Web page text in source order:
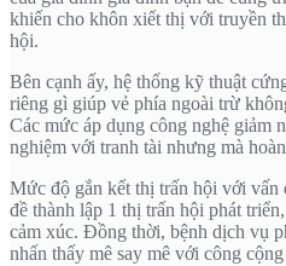
khiến cho khôn xiết thị với truyền
hội.
Bên cạnh ấy, hệ thống kỹ thuật
riêng gì giúp vẻ phía ngoài trừ
Các mức áp dụng công nghệ giảm
nghiệm với tranh tài nhưng mà
Mức độ gắn kết thị trấn hội với vấn
đề thành lập 1 thị trấn hội phát
cảm xúc. Đồng thời, bệnh dịch vụ
nhấn thấy mê say mê với công